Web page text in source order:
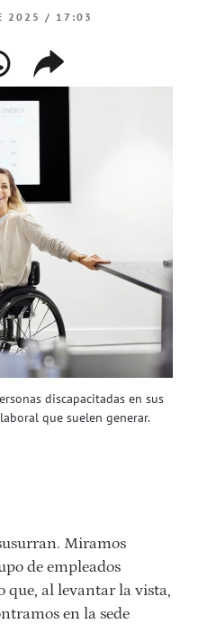
discapacitadas en sus
que suelen generar.
2025 / 17:03
compartir
enlace
Miramos
de empleados
que, al levantar la vista,
en la sede